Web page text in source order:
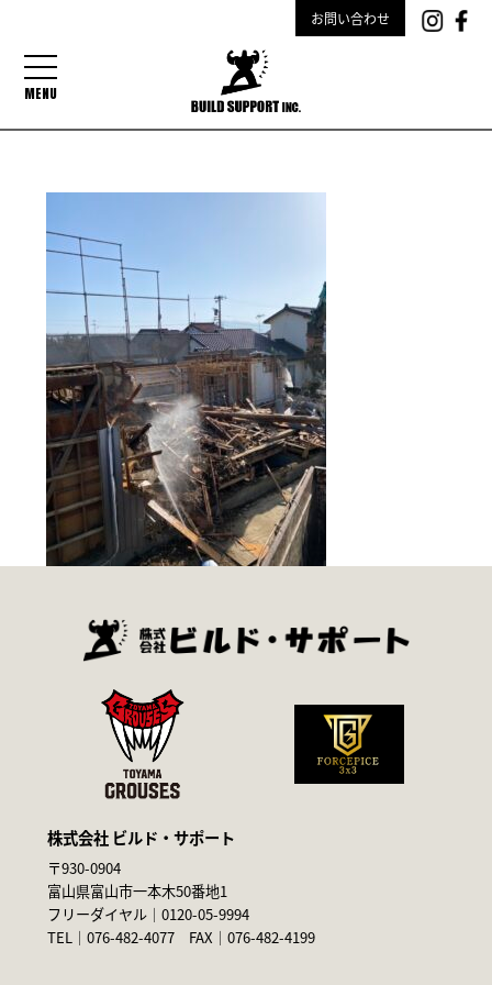
お問い合わせ
MENU
株式会社 ビルド・サポート
〒930-0904
富山県富山市一本木50番地1
フリーダイヤル｜0120-05-9994
TEL｜076-482-4077 FAX｜076-482-4199